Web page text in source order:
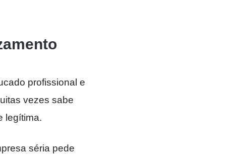
profissional e
vezes sabe
legítima.
séria pede